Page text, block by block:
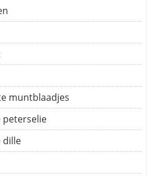
muntblaadjes
peterselie
dille